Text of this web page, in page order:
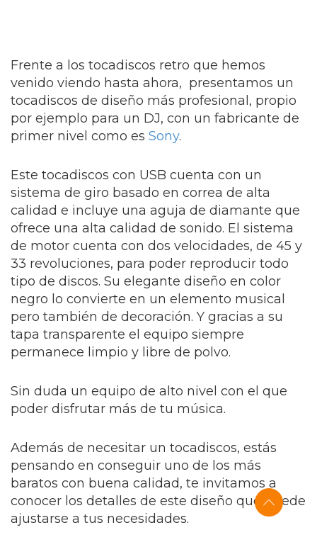
Frente a los tocadiscos retro que hemos
venido viendo hasta ahora, presentamos un
tocadiscos de diseño más profesional, propio
por ejemplo para un DJ, con un fabricante de
primer nivel como es Sony.
Este tocadiscos con USB cuenta con un
sistema de giro basado en correa de alta
calidad e incluye una aguja de diamante que
ofrece una alta calidad de sonido. El sistema
de motor cuenta con dos velocidades, de 45 y
33 revoluciones, para poder reproducir todo
tipo de discos. Su elegante diseño en color
negro lo convierte en un elemento musical
pero también de decoración. Y gracias a su
tapa transparente el equipo siempre
permanece limpio y libre de polvo.
Sin duda un equipo de alto nivel con el que
poder disfrutar más de tu música.
Además de necesitar un tocadiscos, estás
pensando en conseguir uno de los más
baratos con buena calidad, te invitamos a
conocer los detalles de este diseño que puede
ajustarse a tus necesidades.